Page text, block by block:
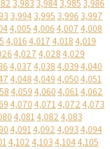
3,983 3,9843,985 3,986
3,9943,995 3,996 3,997
4,0054,0064,0074,008
4,0164,0174,0184,019
4,0274,0284,029
4,0374,0384,0394,040
4,0484,0494,0504,051
4,0594,0604,0614,062
4,0704,0714,0724,073
4,0814,0824,083
4,0914,0924,0934,094
4,1024,1034,1044,105